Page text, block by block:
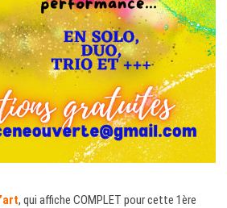
, qui affiche COMPLET pour cette 1ère